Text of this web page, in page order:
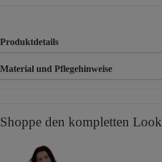
Produktdetails
Material und Pflegehinweise
Shoppe den kompletten Look